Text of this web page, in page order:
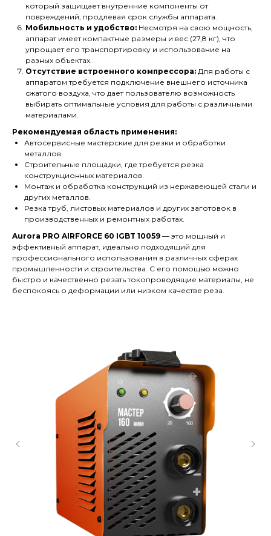
который защищает внутренние компоненты от
повреждений, продлевая срок службы аппарата.
Мобильность и удобство: Несмотря на свою мощность,
аппарат имеет компактные размеры и вес (27,8 кг), что
упрощает его транспортировку и использование на
разных объектах.
Отсутствие встроенного компрессора: Для работы с
аппаратом требуется подключение внешнего источника
сжатого воздуха, что дает пользователю возможность
выбирать оптимальные условия для работы с различными
материалами.
Рекомендуемая область применения:
Автосервисные мастерские для резки и обработки
металлов.
Строительные площадки, где требуется резка
конструкционных материалов.
Монтаж и обработка конструкций из нержавеющей стали и
других металлов.
Резка труб, листовых материалов и других заготовок в
производственных и ремонтных работах.
Aurora PRO AIRFORCE 60 IGBT 10059 — это мощный и
эффективный аппарат, идеально подходящий для
профессионального использования в различных сферах
промышленности и строительства. С его помощью можно
быстро и качественно резать токопроводящие материалы, не
беспокоясь о деформации или низком качестве реза.